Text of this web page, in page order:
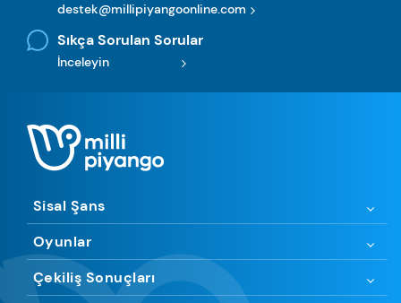
destek@millipiyangoonline.com
Sıkça Sorulan Sorular
İnceleyin
Sisal Şans
Oyunlar
Çekiliş Sonuçları